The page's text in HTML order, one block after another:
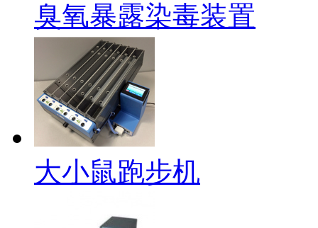
臭氧暴露染毒装置
大小鼠跑步机